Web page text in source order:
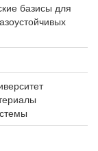
базисы для